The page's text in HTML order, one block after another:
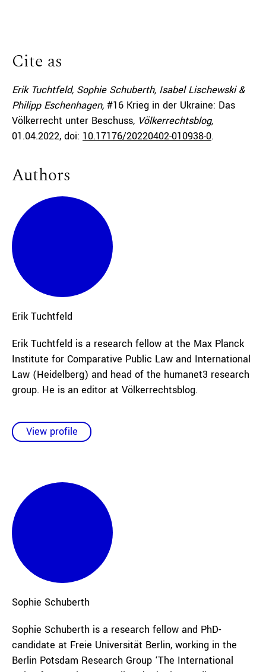
Cite as
Erik Tuchtfeld, Sophie Schuberth, Isabel Lischewski &
Philipp Eschenhagen, #16 Krieg in der Ukraine: Das
Völkerrecht unter Beschuss, Völkerrechtsblog,
01.04.2022, doi: 10.17176/20220402-010938-0.
Authors
Erik Tuchtfeld
Erik Tuchtfeld is a research fellow at the Max Planck
Institute for Comparative Public Law and International
Law (Heidelberg) and head of the humanet3 research
group. He is an editor at Völkerrechtsblog.
View profile
Sophie Schuberth
Sophie Schuberth is a research fellow and PhD-
candidate at Freie Universität Berlin, working in the
Berlin Potsdam Research Group ‘The International